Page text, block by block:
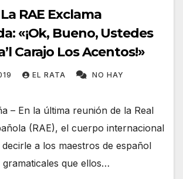
RAE Exclama
«¡Ok, Bueno, Ustedes
Carajo Los Acentos!»
EL RATA NO HAY
– En la última reunión de la Real
(RAE), el cuerpo internacional
a los maestros de español
gramaticales que ellos…